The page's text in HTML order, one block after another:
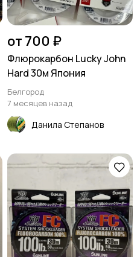
от 700 ₽
Флюрокарбон Lucky John
Hard 30м Япония
Белгород
7 месяцев назад
Данила Степанов